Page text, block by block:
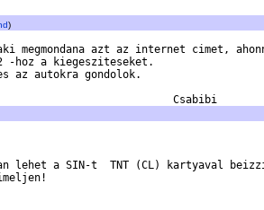
)
megmondana azt az internet cimet,
-hoz a kiegesziteseket.
az autokra gondolok.
lehet a SIN-t  TNT (CL) kartyaval